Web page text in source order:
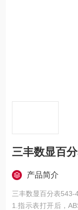
三丰数显百
产品简介
三丰数显百分表543-
1.指示表打开后，